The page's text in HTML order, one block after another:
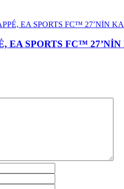
EA SPORTS FC™